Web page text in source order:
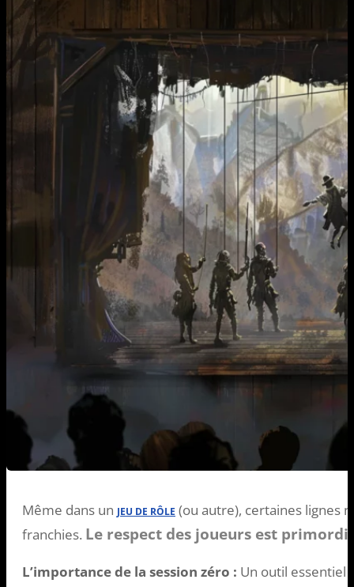
Même dans un JEU DE RÔLE (ou autre), certaines lignes
franchies. Le respect des joueurs est
L’importance de la session zéro : Un outil essentiel